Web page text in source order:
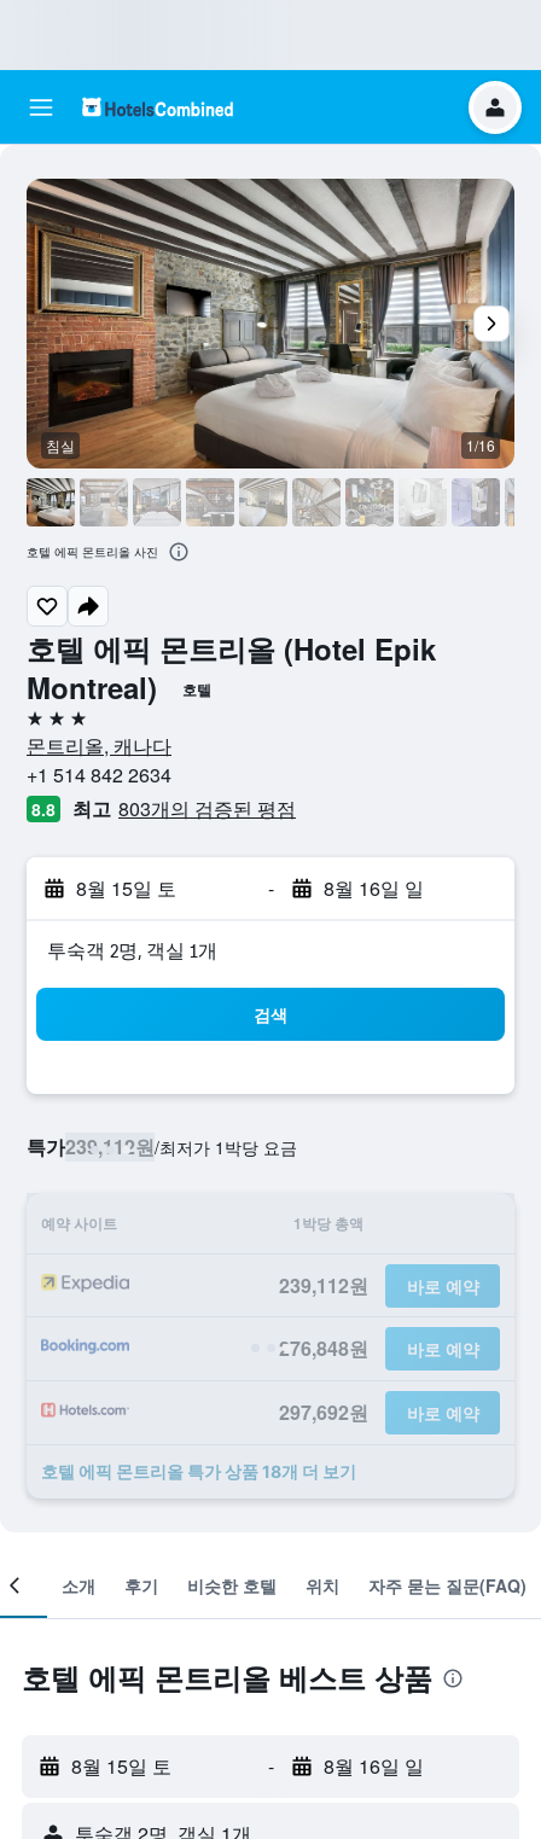
호텔 에픽 몬트리올 (Hotel Epik
Montreal)
호텔
3성급
몬트리올, 캐나다
+1 514 842 2634
8.8 최고 803개의 검증된 평점
8월 15일 토 - 8월 16일 일
​투숙객 2​명, ​객실 1개
검색
특가239,112원/​최저가 1박당 요금
예약 사이트 1박당 총액
239,112원 바로 예약
276,848원 바로 예약
297,692원 바로 예약
호텔 에픽 몬트리올 ​특가 ​상품 18개 ​더 ​보기
침실 1/16
호텔 에픽 몬트리올 사진
객실 소개 후기 비슷한 호텔 위치 자주 묻는 질문(FAQ)
호텔 에픽 몬트리올 베스트 상품
8월 15일 토 - 8월 16일 일